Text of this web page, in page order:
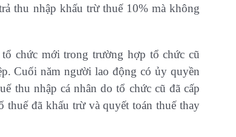
thu nhập khấu trừ thuế 10% mà không
chức mới trong trường hợp tổ chức cũ
Cuối năm người lao động có ủy quyền
thu nhập cá nhân do tổ chức cũ đã cấp
đã khấu trừ và quyết toán thuế thay